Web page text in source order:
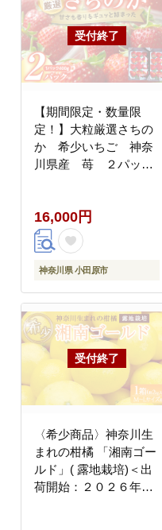
【期間限定・数量限
定！】大粒厳選さちの
か 希少いちご 神奈
川県産 苺 ２パック
16,000円
神奈川県 小田原市
〈希少商品〉神奈川生
まれの柑橘 「湘南ゴー
ルド」( 露地栽培)＜出
荷開始：２０２６年３